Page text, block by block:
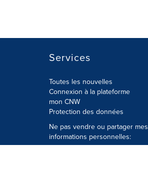
Services
Toutes les nouvelles
Connexion à la plateforme
mon CNW
Protection des données
Ne pas vendre ou partager mes
informations personnelles: